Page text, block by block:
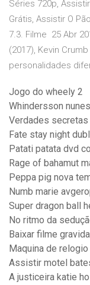
Séries 720p,
Grátis, Assistir O
7.3. Filme 25 Abr
(2017), Kevin
personalidades
Jogo do wheely 2
Whindersson
Verdades
Fate stay night
Patati patata dvd
Rage of bahamut
Peppa pig nova
Numb marie
Super dragon ball
No ritmo da
Baixar filme
Maquina de
Assistir motel
A justiceira katie